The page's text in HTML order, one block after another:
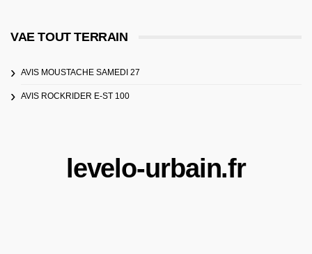
VAE TOUT TERRAIN
AVIS MOUSTACHE SAMEDI 27
AVIS ROCKRIDER E-ST 100
levelo-urbain.fr